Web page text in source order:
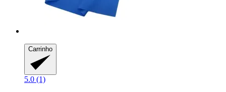
Carrinho
5.0 (1)